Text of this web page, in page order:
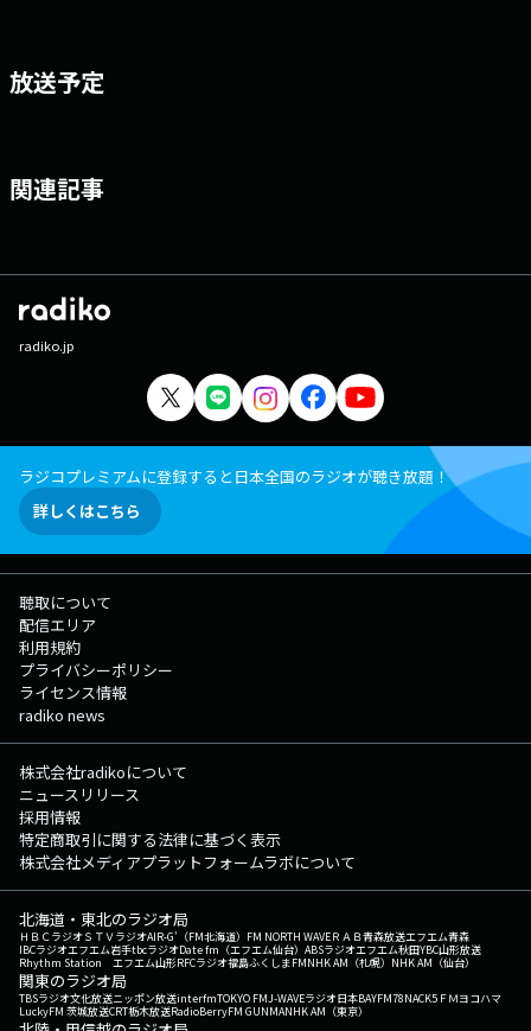
放送予定
関連記事
radiko.jp
ラジコプレミアムに登録すると日本全国のラジオが聴き放題！
詳しくはこちら
聴取について
配信エリア
利用規約
プライバシーポリシー
ライセンス情報
radiko news
株式会社radikoについて
ニュースリリース
採用情報
特定商取引に関する法律に基づく表示
株式会社メディアプラットフォームラボについて
北海道・東北のラジオ局
ＨＢＣラジオＳＴＶラジオAIR-G'（FM北海道） FM NORTH WAVEＲＡＢ青森放送エフエム青森
IBCラジオエフエム岩手tbcラジオDate fm（エフエム仙台） ABSラジオエフエム秋田YBC山形放送
Rhythm Station エフエム山形RFCラジオ福島ふくしまFMNHK AM（札幌） NHK AM（仙台）
関東のラジオ局
TBSラジオ文化放送ニッポン放送interfmTOKYO FMJ-WAVEラジオ日本BAYFM78NACK5 ＦＭヨコハマ
LuckyFM 茨城放送CRT栃木放送RadioBerryFM GUNMANHK AM（東京）